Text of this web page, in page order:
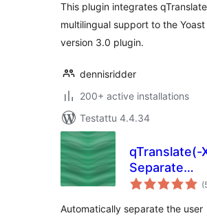
This plugin integrates
multilingual support to the Yoast
version 3.0 plugin.
dennisridder
200+ active installations
Testattu 4.4.34
qTranslate(-
Separate
Comments
Automatically separate the user